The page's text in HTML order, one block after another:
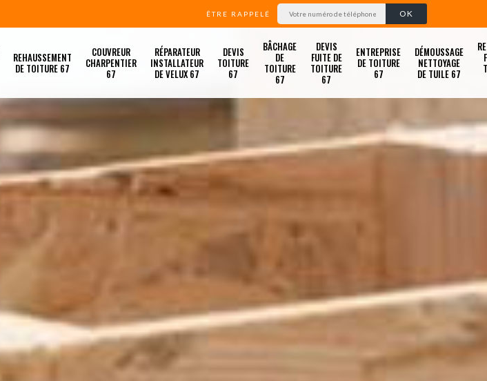
ÊTRE RAPPELÉ
REHAUSSEMENT
DE TOITURE 67
COUVREUR
CHARPENTIER
67
RÉPARATEUR
INSTALLATEUR
DE VELUX 67
DEVIS
TOITURE
67
BÂCHAGE
DE
TOITURE
67
DEVIS
FUITE DE
TOITURE
67
ENTREPRISE
DE TOITURE
67
DÉMOUSSAGE
NETTOYAGE
DE TUILE 67